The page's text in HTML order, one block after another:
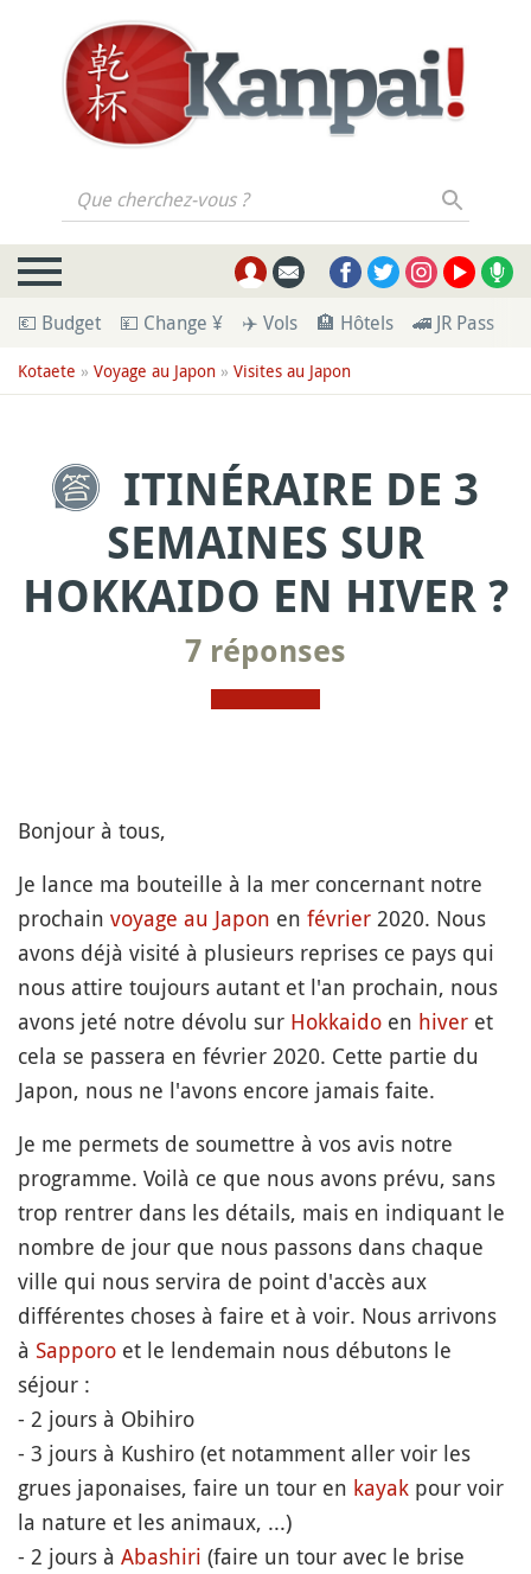
Que cherchez-vous ?
💶 Budget 💴 Change ¥ ✈️ Vols 🏨 Hôtels 🚄 JR Pass
Kotaete » Voyage au Japon » Visites au Japon
ITINÉRAIRE DE 3
SEMAINES SUR
HOKKAIDO EN HIVER ?
7 réponses
Bonjour à tous,
Je lance ma bouteille à la mer concernant notre
prochain voyage au Japon en février 2020. Nous
avons déjà visité à plusieurs reprises ce pays qui
nous attire toujours autant et l'an prochain, nous
avons jeté notre dévolu sur Hokkaido en hiver et
cela se passera en février 2020. Cette partie du
Japon, nous ne l'avons encore jamais faite.
Je me permets de soumettre à vos avis notre
programme. Voilà ce que nous avons prévu, sans
trop rentrer dans les détails, mais en indiquant le
nombre de jour que nous passons dans chaque
ville qui nous servira de point d'accès aux
différentes choses à faire et à voir. Nous arrivons
à Sapporo et le lendemain nous débutons le
séjour :
- 2 jours à Obihiro
- 3 jours à Kushiro (et notamment aller voir les
grues japonaises, faire un tour en kayak pour voir
la nature et les animaux, ...)
- 2 jours à Abashiri (faire un tour avec le brise